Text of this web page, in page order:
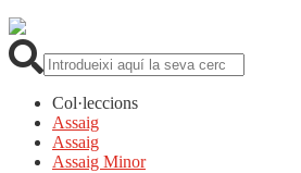
Col·leccions
Assaig
Assaig
Assaig Minor